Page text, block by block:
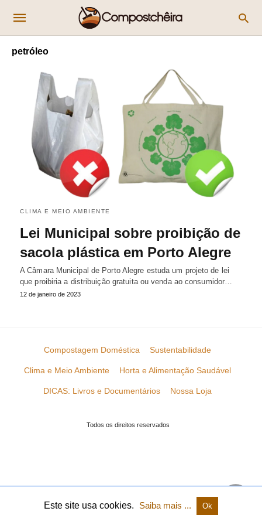
petróleo
CLIMA E MEIO AMBIENTE
Lei Municipal sobre proibição de
sacola plástica em Porto Alegre
A Câmara Municipal de Porto Alegre estuda um projeto de lei
que proibiria a distribuição gratuita ou venda ao consumidor…
12 de janeiro de 2023
Compostagem Doméstica Sustentabilidade
Clima e Meio Ambiente Horta e Alimentação Saudável
DICAS: Livros e Documentários Nossa Loja
Todos os direitos reservados
Este site usa cookies. Saiba mais ... Ok